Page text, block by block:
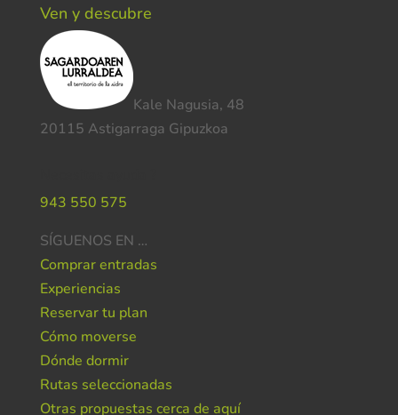
Ven y descubre
Kale Nagusia, 48
20115 Astigarraga Gipuzkoa
943 550 575
SÍGUENOS EN …
Comprar entradas
Experiencias
Reservar tu plan
Cómo moverse
Dónde dormir
Rutas seleccionadas
Otras propuestas cerca de aquí